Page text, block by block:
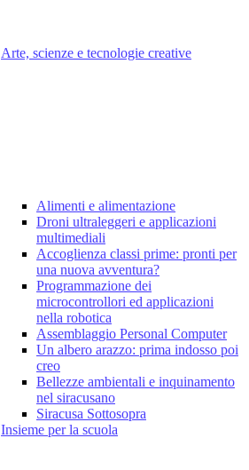
Arte, scienze e tecnologie creative
Alimenti e alimentazione
Droni ultraleggeri e applicazioni
multimediali
Accoglienza classi prime: pronti per
una nuova avventura?
Programmazione dei
microcontrollori ed applicazioni
nella robotica
Assemblaggio Personal Computer
Un albero arazzo: prima indosso poi
creo
Bellezze ambientali e inquinamento
nel siracusano
Siracusa Sottosopra
Insieme per la scuola